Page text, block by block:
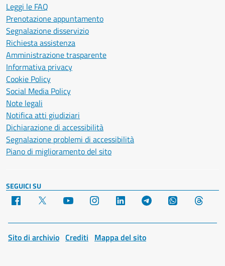
Leggi le FAQ
Prenotazione appuntamento
Segnalazione disservizio
Richiesta assistenza
Amministrazione trasparente
Informativa privacy
Cookie Policy
Social Media Policy
Note legali
Notifica atti giudiziari
Dichiarazione di accessibilità
Segnalazione problemi di accessibilità
Piano di miglioramento del sito
SEGUICI SU
Facebook YouTube Instagram LinkedIn Telegram WhatsApp
Sito di archivio Crediti Mappa del sito